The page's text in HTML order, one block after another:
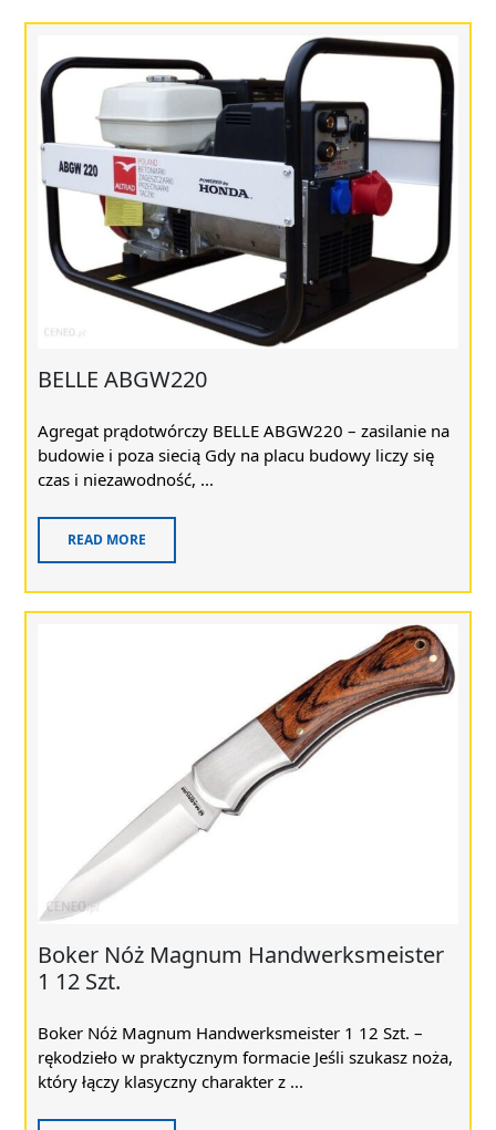
BELLE ABGW220
Agregat prądotwórczy BELLE ABGW220 – zasilanie na
budowie i poza siecią Gdy na placu budowy liczy się
czas i niezawodność, ...
READ MORE
Boker Nóż Magnum Handwerksmeister
1 12 Szt.
Boker Nóż Magnum Handwerksmeister 1 12 Szt. –
rękodzieło w praktycznym formacie Jeśli szukasz noża,
który łączy klasyczny charakter z ...